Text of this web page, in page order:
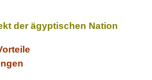
der ägyptischen Nation